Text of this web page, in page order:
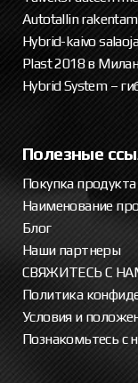
Autotallin
Hybrid-kaivo
Plast 2018 в
Hybrid System –
Полезные
Покупка продукта
Наименование
Блог
Наши партнеры
СВЯЖИТЕСЬ С
Политика
Условия и
Познакомьтесь с